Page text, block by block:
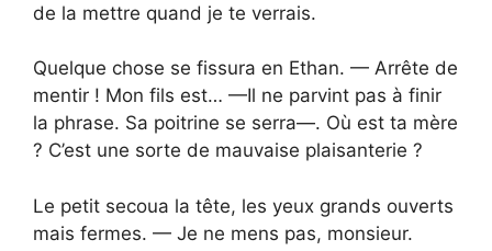
de la mettre quand je te verrais.
Quelque chose se fissura en Ethan. — Arrête de
mentir ! Mon fils est… —Il ne parvint pas à finir
la phrase. Sa poitrine se serra—. Où est ta mère
? C’est une sorte de mauvaise plaisanterie ?
Le petit secoua la tête, les yeux grands ouverts
mais fermes. — Je ne mens pas, monsieur.